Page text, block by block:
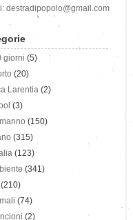
destradipopolo@gmail.com
giorni (5)
(20)
Larentia (2)
(3)
(150)
(315)
(123)
(341)
(210)
(74)
(2)